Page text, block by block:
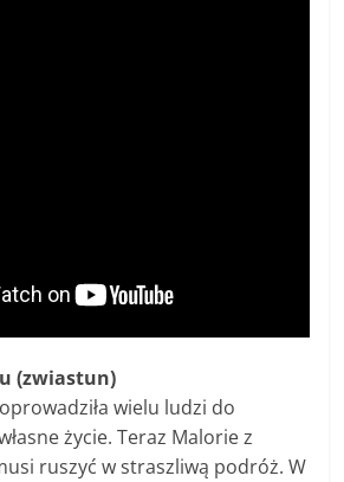
(zwiastun)
wielu ludzi do
życie. Teraz Malorie z
ruszyć w straszliwą podróż. W